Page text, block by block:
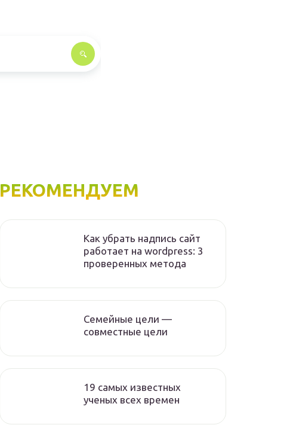
РЕКОМЕНДУЕМ
Как убрать надпись сайт
работает на wordpress: 3
проверенных метода
Семейные цели —
совместные цели
19 самых известных
ученых всех времен